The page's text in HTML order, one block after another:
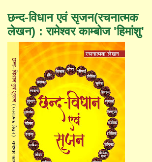
छन्द-विधान एवं सृजन(रचनात्मक
लेखन) : रामेश्वर काम्बोज 'हिमांशु'